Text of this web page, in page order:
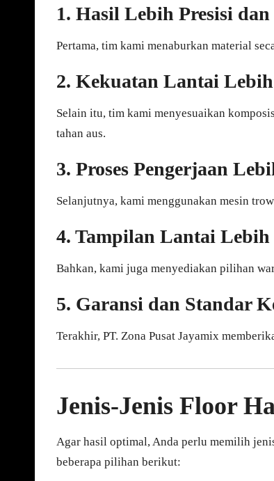
1. Hasil Lebih Presisi
Pertama, tim kami menaburkan material
2. Kekuatan Lantai
Selain itu, tim kami menyesuaikan
tahan aus.
3. Proses Pengerjaan
Selanjutnya, kami menggunakan mesin
4. Tampilan Lantai Lebih
Bahkan, kami juga menyediakan pilihan
5. Garansi dan Standar
Terakhir, PT. Zona Pusat Jayamix
Jenis-Jenis Floor
Agar hasil optimal, Anda perlu memilih
beberapa pilihan berikut: